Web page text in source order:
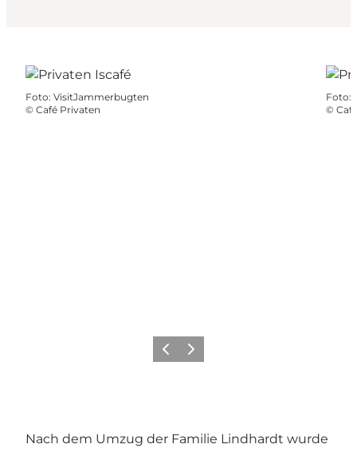
Foto: VisitJammerbugten
© Café Privaten
Foto:
©
ZurückWeiter
Nach dem Umzug der Familie Lindhardt wurde